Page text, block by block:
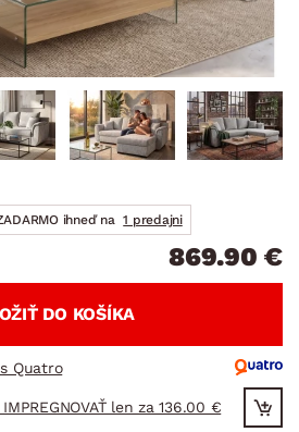
ihneď na 1 predajni
869.90 €
DO KOŠÍKA
Quatro
len za 136.00 €